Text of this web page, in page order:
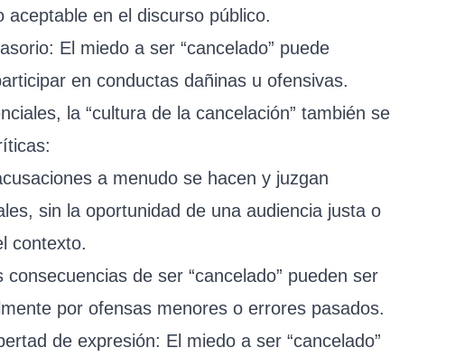
en el discurso público.
El miedo a ser “cancelado” puede
en conductas dañinas u ofensivas.
la “cultura de la cancelación” también se
a menudo se hacen y juzgan
sin la oportunidad de una audiencia justa o
contexto.
de ser “cancelado” pueden ser
por ofensas menores o errores pasados.
de expresión: El miedo a ser “cancelado”